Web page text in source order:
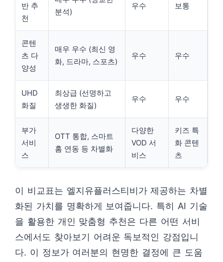
반 추
천
분석)
우수 보통
콘텐
츠 다
양성
매우 우수 (최신 영
화, 드라마, 스포츠)
우수 우수
UHD
화질
최상급 (선명하고
생생한 화질)
우수 우수
부가
서비
스
OTT 통합, 스마트
홈 연동 등 차별화
다양한
VOD 서
비스
키즈 특
화 콘텐
츠
이 비교표는 엘지유플러스티비가 제공하는 차별
화된 가치를 명확하게 보여줍니다. 특히 AI 기술
을 활용한 개인 맞춤형 추천은 다른 어떤 서비
스에서도 찾아보기 어려운 독보적인 강점입니
다. 이 정보가 여러분의 현명한 결정에 큰 도움